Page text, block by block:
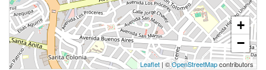
+
−
Leaflet | ©OpenStreetMapcontributors